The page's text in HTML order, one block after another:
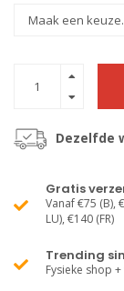
Dezelfde
Gratis
Vanaf €75 (B),
LU), €140 (FR)
Trending
Fysieke shop